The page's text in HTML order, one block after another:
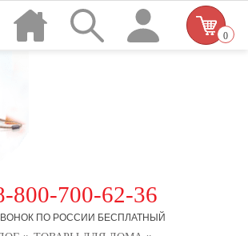
800-700-62-36
ПО РОССИИ БЕСПЛАТНЫЙ
0